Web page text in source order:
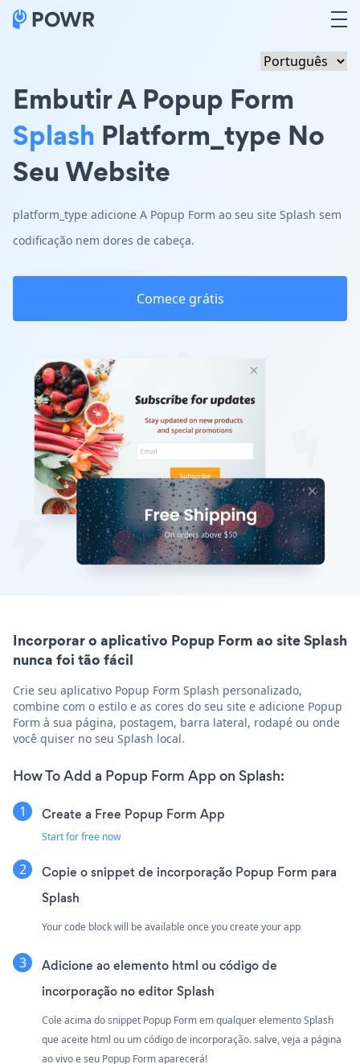
Embutir A Popup Form
Splash Platform_type No
Seu Website
platform_type adicione A Popup Form ao seu site Splash sem
codificação nem dores de cabeça.
Comece grátis
Incorporar o aplicativo Popup Form ao site Splash
nunca foi tão fácil
Crie seu aplicativo Popup Form Splash personalizado,
combine com o estilo e as cores do seu site e adicione Popup
Form à sua página, postagem, barra lateral, rodapé ou onde
você quiser no seu Splash local.
How To Add a Popup Form App on Splash:
Create a Free Popup Form App
Start for free now
Copie o snippet de incorporação Popup Form para
Splash
Your code block will be available once you create your app
Adicione ao elemento html ou código de
incorporação no editor Splash
Cole acima do snippet Popup Form em qualquer elemento Splash
que aceite html ou um código de incorporação. salve, veja a página
ao vivo e seu Popup Form aparecerá!